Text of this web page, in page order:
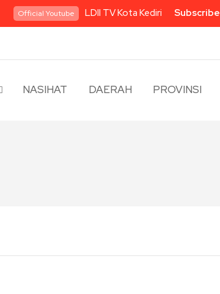
Official Youtube LDII TV Kota Kediri Subscribe
NASIHAT DAERAH PROVINSI